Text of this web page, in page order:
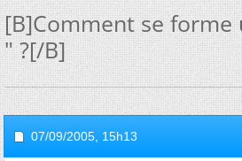
[B]Comment se
" ?[/B]
07/09/2005, 15h13